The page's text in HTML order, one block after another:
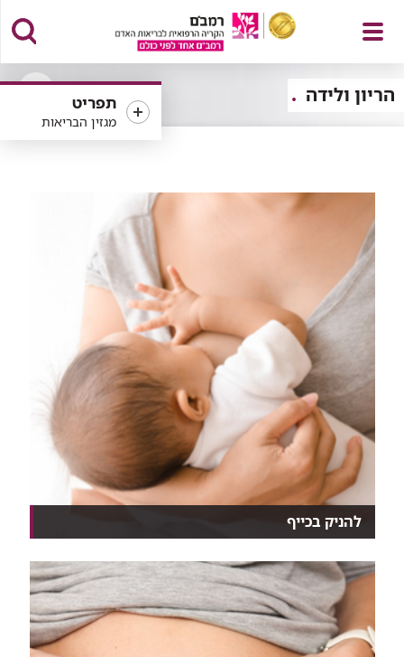
פתח
תפריט
תפריט
מגזין הבריאות
הריון ולידה
להניק בכייף
למה הם בוכים אם רק לפני שעה הם ינקו? האם להגביל
או...